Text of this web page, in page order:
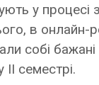
у процесі
в онлайн-
собі
семестрі.